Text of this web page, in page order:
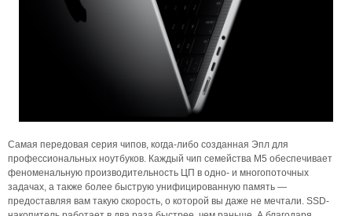
Самая передовая серия чипов, когда-либо созданная Эпл для
профессиональных ноутбуков. Каждый чип семейства M5 обеспечивает
феноменальную производительность ЦП в одно- и многопоточных
задачах, а также более быструю унифицированную память —
предоставляя вам такую ​​скорость, о которой вы даже не мечтали. SSD-